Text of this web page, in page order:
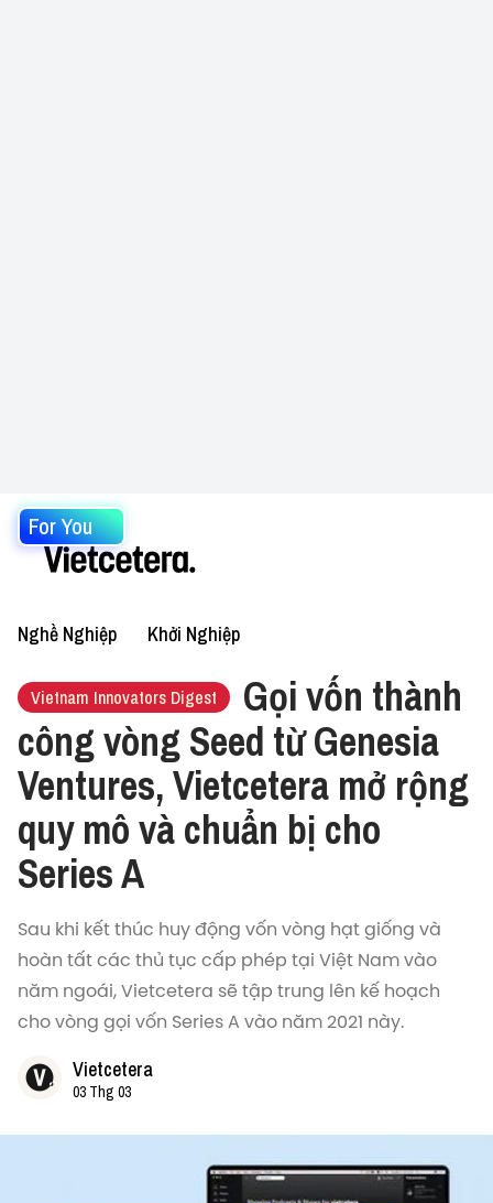
For You
Nghề Nghiệp Khởi Nghiệp
Vietnam Innovators Digest
Gọi vốn thành
công vòng Seed từ Genesia
Ventures, Vietcetera mở rộng
quy mô và chuẩn bị cho
Series A
Sau khi kết thúc huy động vốn vòng hạt giống và
hoàn tất các thủ tục cấp phép tại Việt Nam vào
năm ngoái, Vietcetera sẽ tập trung lên kế hoạch
cho vòng gọi vốn Series A vào năm 2021 này.
Vietcetera
03 Thg 03